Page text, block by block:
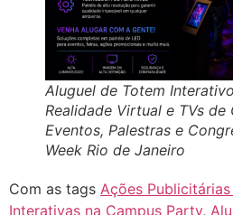
Aluguel de Totem
Realidade Virtual e TVs de
Eventos, Palestras e
Week Rio de Janeiro
Com as tags Ações
Interativas na Campus Party,